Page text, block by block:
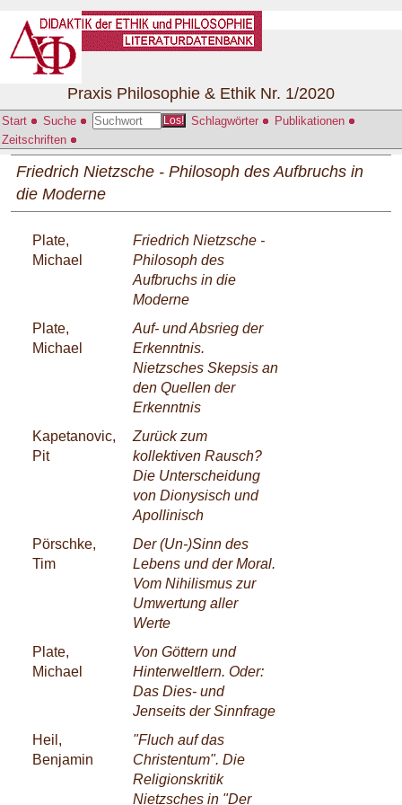
Start Suche Los! Schlagwörter
Publikationen
Zeitschriften
Praxis Philosophie & Ethik Nr. 1/2020
Friedrich Nietzsche - Philosoph des Aufbruchs in
die Moderne
Plate,
Michael
Friedrich Nietzsche -
Philosoph des
Aufbruchs in die
Moderne
Plate,
Michael
Auf- und Absrieg der
Erkenntnis.
Nietzsches Skepsis an
den Quellen der
Erkenntnis
Kapetanovic,
Pit
Zurück zum
kollektiven Rausch?
Die Unterscheidung
von Dionysisch und
Apollinisch
Pörschke,
Tim
Der (Un-)Sinn des
Lebens und der Moral.
Vom Nihilismus zur
Umwertung aller
Werte
Plate,
Michael
Von Göttern und
Hinterweltlern. Oder:
Das Dies- und
Jenseits der Sinnfrage
Heil,
Benjamin
"Fluch auf das
Christentum". Die
Religionskritik
Nietzsches in "Der